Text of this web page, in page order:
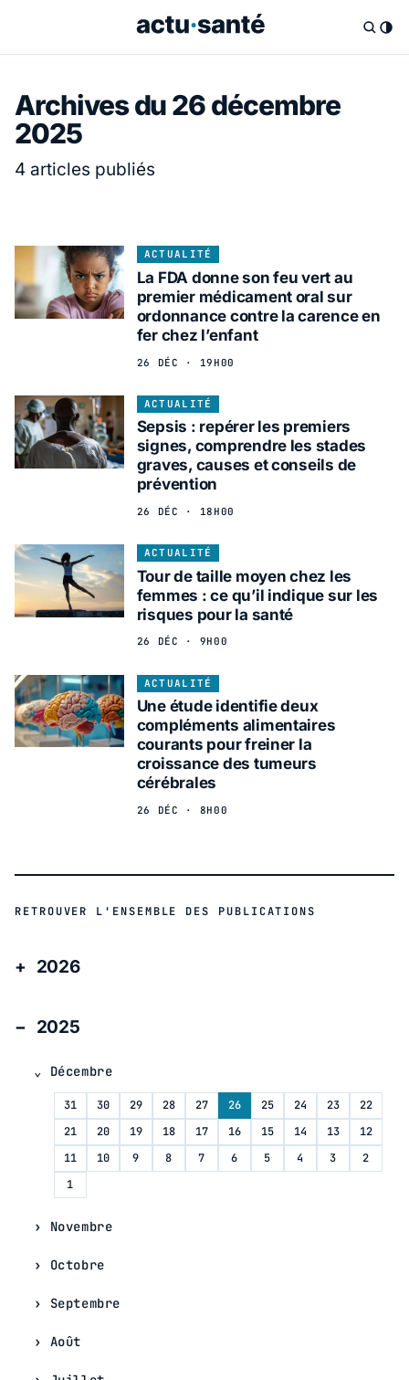
Archives du 26 décembre
2025
4 articles publiés
ACTUALITÉ
La FDA donne son feu vert au
premier médicament oral sur
ordonnance contre la carence en
fer chez l’enfant
26 DÉC · 19H00
ACTUALITÉ
Sepsis : repérer les premiers
signes, comprendre les stades
graves, causes et conseils de
prévention
26 DÉC · 18H00
ACTUALITÉ
Tour de taille moyen chez les
femmes : ce qu’il indique sur les
risques pour la santé
26 DÉC · 9H00
ACTUALITÉ
Une étude identifie deux
compléments alimentaires
courants pour freiner la
croissance des tumeurs
cérébrales
26 DÉC · 8H00
RETROUVER L'ENSEMBLE DES PUBLICATIONS
2026
2025
Décembre
31 30 29 28 27 26 25 24 23
22
21
20 19 18 17 16 15 14 13
12
11
10 9 8 7 6 5 4 3
2
1
Novembre
Octobre
Septembre
Août